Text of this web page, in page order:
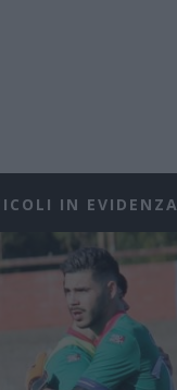
IN EVIDENZA